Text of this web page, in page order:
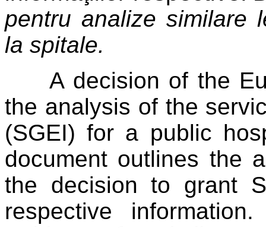
pentru analize similare
la spitale.
A decision of the
the analysis of the
(SGEI) for a public
document outlines the
the decision to grant
respective information.